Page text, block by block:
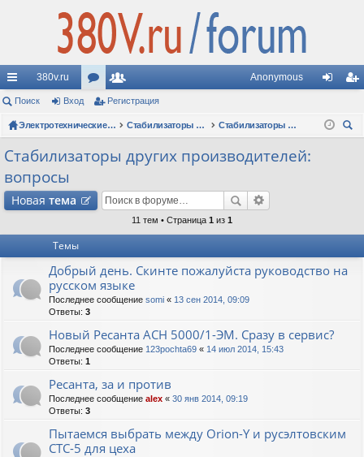
с
ы
лк
и
380v.ru
ор
ум
ол
ьз
ел
Anonymous
д ис
Поиск Вход Регистрация
Электротехнические форумы Стабилизаторы напряжения
Стабилизаторы других производителей: вопросы
Стабилизаторы других производителей:
вопросы
Новая тема
11 тем • Страница 1 из 1
Темы
Добрый день. Скинте пожалуйста руководство на
русском языке
Последнее сообщение somi « 13 сен 2014, 09:09
Ответы: 3
Новый Ресанта АСН 5000/1-ЭМ. Сразу в сервис?
Последнее сообщение 123pochta69 « 14 июл 2014, 15:43
Ответы: 1
Ресанта, за и против
Последнее сообщение alex « 30 янв 2014, 09:19
Ответы: 3
Пытаемся выбрать между Orion-Y и русэлтовским
СТС-5 для цеха